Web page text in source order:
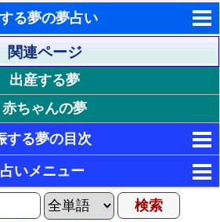
る夢の夢占い
洋・西洋占星術
ホラリー占星術
占いで未来診断
トカードで無料占い
名の姓名判断
派風水で住宅開運
関連ページ
出産する夢
赤ちゃんの夢
する夢の目次
が印象的な夢
が印象的な夢
いメニュー